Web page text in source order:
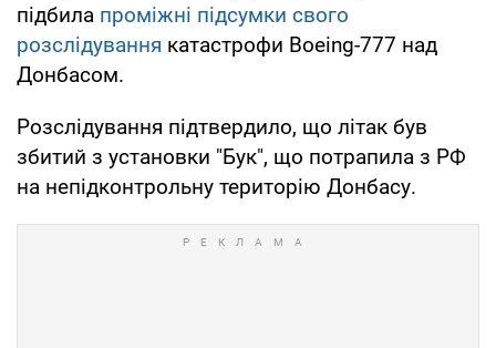
підбила проміжні підсумки свого
розслідування катастрофи Boeing-777 над
Донбасом.
Розслідування підтвердило, що літак був
збитий з установки "Бук", що потрапила з РФ
на непідконтрольну територію Донбасу.